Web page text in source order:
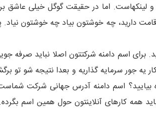
و لینکهاست. اما در حقیقت گوگل خیلی
دارید، چه خوشتون بیاد چه خوشتون
اسم دامنه شرکتتون اصلا نباید صرفه
یه جور سرمایه گذاریه و بعدا نتیجه شو تو
بیایید؟ اسم دامنه آدرس جهانی شرکت
همه کارهای آنلاینتون حول همین اسم